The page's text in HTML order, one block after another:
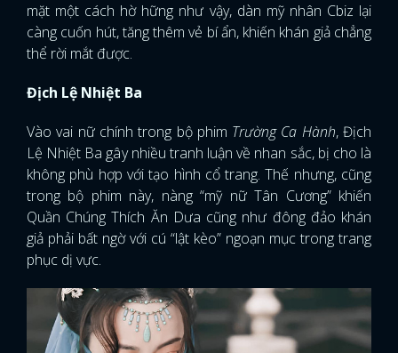
mặt một cách hờ hững như vậy, dàn mỹ nhân Cbiz lại
càng cuốn hút, tăng thêm vẻ bí ẩn, khiến khán giả chẳng
thể rời mắt được.
Địch Lệ Nhiệt Ba
Vào vai nữ chính trong bộ phim Trường Ca Hành, Địch
Lệ Nhiệt Ba gây nhiều tranh luận về nhan sắc, bị cho là
không phù hợp với tạo hình cổ trang. Thế nhưng, cũng
trong bộ phim này, nàng “mỹ nữ Tân Cương” khiến
Quần Chúng Thích Ăn Dưa cũng như đông đảo khán
giả phải bất ngờ với cú “lật kèo” ngoạn mục trong trang
phục dị vực.